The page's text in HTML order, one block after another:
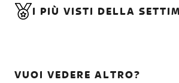
I PIÙ VISTI DELLA
VUOI VEDERE ALTRO?